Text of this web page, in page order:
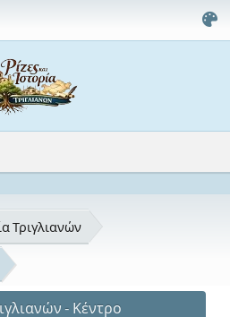
Τριγλιανών
- Κέντρο